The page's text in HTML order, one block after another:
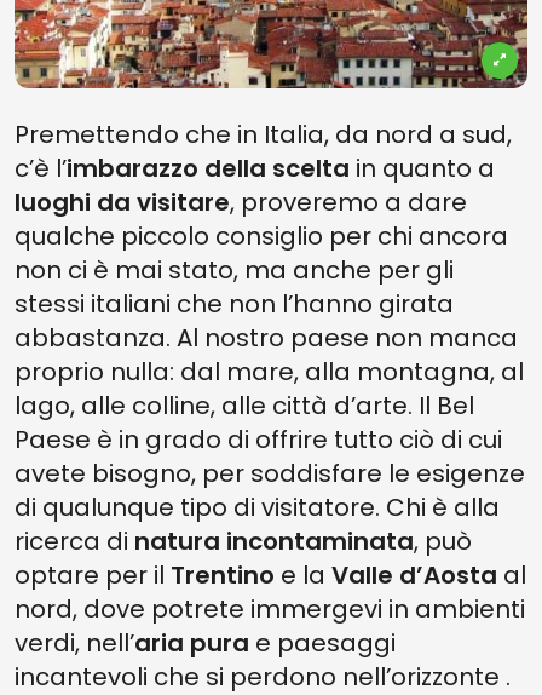
Premettendo che in Italia, da nord a sud,
c’è l’imbarazzo della scelta in quanto a
luoghi da visitare, proveremo a dare
qualche piccolo consiglio per chi ancora
non ci è mai stato, ma anche per gli
stessi italiani che non l’hanno girata
abbastanza. Al nostro paese non manca
proprio nulla: dal mare, alla montagna, al
lago, alle colline, alle città d’arte. Il Bel
Paese è in grado di offrire tutto ciò di cui
avete bisogno, per soddisfare le esigenze
di qualunque tipo di visitatore. Chi è alla
ricerca di natura incontaminata, può
optare per il Trentino e la Valle d’Aosta al
nord, dove potrete immergevi in ambienti
verdi, nell’aria pura e paesaggi
incantevoli che si perdono nell’orizzonte .